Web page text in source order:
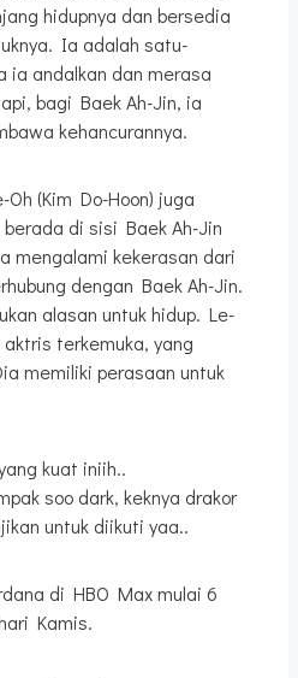
hidupnya dan bersedia
Ia adalah satu-
ia andalkan dan merasa
bagi Baek Ah-Jin, ia
kehancurannya.
(Kim Do-Hoon) juga
di sisi Baek Ah-Jin
mengalami kekerasan dari
dengan Baek Ah-Jin.
alasan untuk hidup. Le-
aktris terkemuka, yang
memiliki perasaan untuk
kuat iniih..
soo dark, keknya drakor
untuk diikuti yaa..
di HBO Max mulai 6
Kamis.